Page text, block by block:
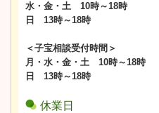
水・金・土 10時～18時
日 13時～18時
＜子宝相談受付時間＞
月・水・金・土 10時～18時
日 13時～18時
休業日